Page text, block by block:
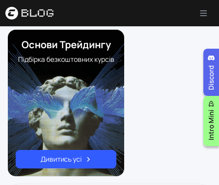
Основи Трейдингу
Підбірка безкоштовних курсів
Дивитись усі